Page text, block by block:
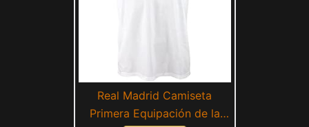
Real Madrid Camiseta
Primera Equipación de la